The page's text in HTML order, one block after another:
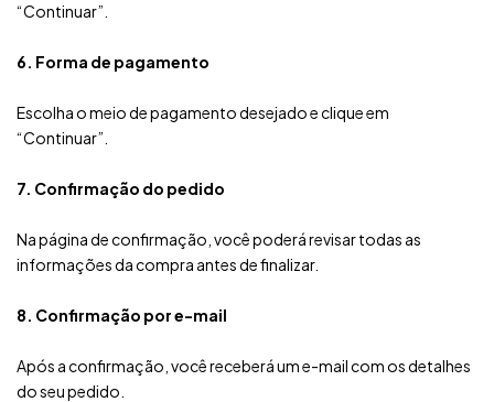
“Continuar”.
6. Forma de pagamento
Escolha o meio de pagamento desejado e clique em
“Continuar”.
7. Confirmação do pedido
Na página de confirmação, você poderá revisar todas as
informações da compra antes de finalizar.
8. Confirmação por e-mail
Após a confirmação, você receberá um e-mail com os detalhes
do seu pedido.